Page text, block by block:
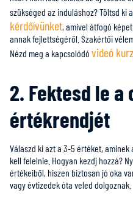
szükséged az induláshoz? Töltsd ki a
kérdőívünket, amivel átfogó
annak fejlettségéről. Szakértői
Nézd meg a kapcsolódó videó
2. Fektesd le a
értékrendjét
Válaszd ki azt a 3-5 értéket,
kell felelnie. Hogyan kezdj hozzá?
értékeiből, hiszen biztosan jó oka
vagy évtizedek óta veled dolgoznak.